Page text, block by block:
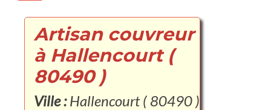
Artisan couvreur
à Hallencourt (
80490 )
Ville :Hallencourt ( 80490 )